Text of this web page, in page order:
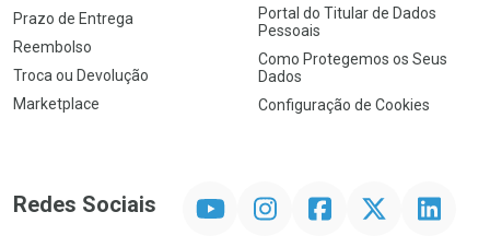
Prazo de Entrega
Reembolso
Troca ou Devolução
Marketplace
Portal do Titular de Dados
Pessoais
Como Protegemos os Seus
Dados
Configuração de Cookies
Redes Sociais InstagramFacebook Linkedin